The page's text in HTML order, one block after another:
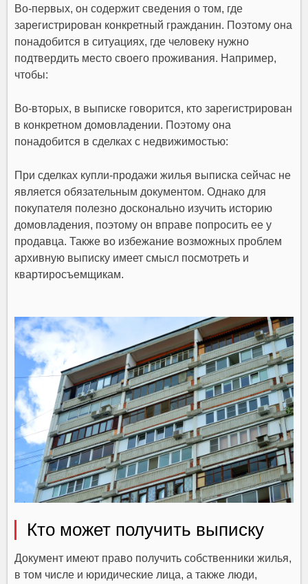
Во-первых, он содержит сведения о том, где
зарегистрирован конкретный гражданин. Поэтому она
понадобится в ситуациях, где человеку нужно
подтвердить место своего проживания. Например,
чтобы:
Во-вторых, в выписке говорится, кто зарегистрирован
в конкретном домовладении. Поэтому она
понадобится в сделках с недвижимостью:
При сделках купли-продажи жилья выписка сейчас не
является обязательным документом. Однако для
покупателя полезно досконально изучить историю
домовладения, поэтому он вправе попросить ее у
продавца. Также во избежание возможных проблем
архивную выписку имеет смысл посмотреть и
квартиросъемщикам.
Кто может получить выписку
Документ имеют право получить собственники жилья,
в том числе и юридические лица, а также люди,